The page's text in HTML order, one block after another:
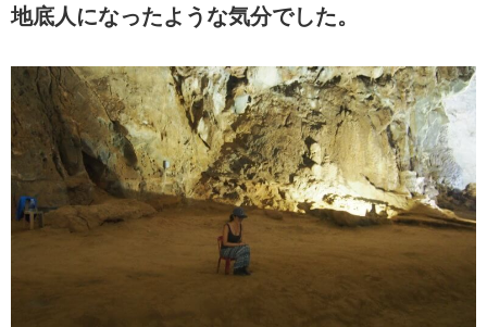
地底人になったような気分でした。